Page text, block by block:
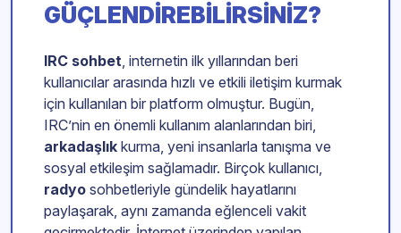
GÜÇLENDIREBILIRSINIZ?
IRC sohbet, internetin ilk yıllarından beri
kullanıcılar arasında hızlı ve etkili iletişim kurmak
için kullanılan bir platform olmuştur. Bugün,
IRC’nin en önemli kullanım alanlarından biri,
arkadaşlık kurma, yeni insanlarla tanışma ve
sosyal etkileşim sağlamadır. Birçok kullanıcı,
radyo sohbetleriyle gündelik hayatlarını
paylaşarak, aynı zamanda eğlenceli vakit